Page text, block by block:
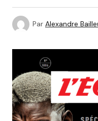
Par Alexandre